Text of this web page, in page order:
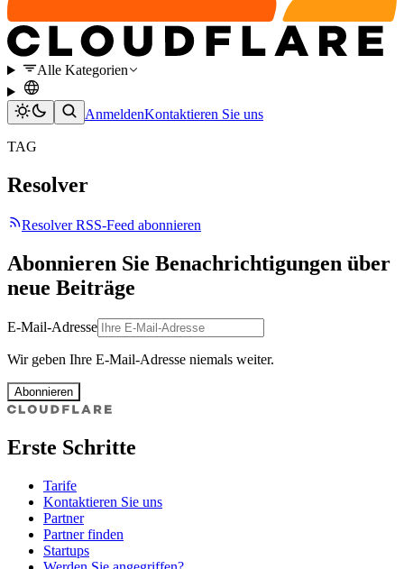
Alle Kategorien
AnmeldenKontaktieren Sie uns
TAG
Resolver
Resolver RSS-Feed abonnieren
Abonnieren Sie Benachrichtigungen über
neue Beiträge
E-Mail-Adresse
Wir geben Ihre E-Mail-Adresse niemals weiter.
Abonnieren
Erste Schritte
Tarife
Kontaktieren Sie uns
Partner
Partner finden
Startups